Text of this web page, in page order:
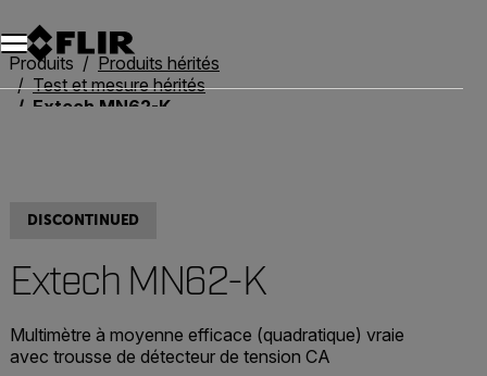
Unread messages
Modèle
Supprimer
articles
article
Ajouter au panier
Ajouté au panier
Produits
Produits hérités
Test et mesure hérités
Extech MN62-K
DISCONTINUED
Extech MN62-K
Multimètre à moyenne efficace (quadratique) vraie
avec trousse de détecteur de tension CA